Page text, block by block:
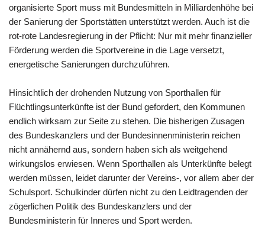
organisierte Sport muss mit Bundesmitteln in Milliardenhöhe bei
der Sanierung der Sportstätten unterstützt werden. Auch ist die
rot-rote Landesregierung in der Pflicht: Nur mit mehr finanzieller
Förderung werden die Sportvereine in die Lage versetzt,
energetische Sanierungen durchzuführen.
Hinsichtlich der drohenden Nutzung von Sporthallen für
Flüchtlingsunterkünfte ist der Bund gefordert, den Kommunen
endlich wirksam zur Seite zu stehen. Die bisherigen Zusagen
des Bundeskanzlers und der Bundesinnenministerin reichen
nicht annähernd aus, sondern haben sich als weitgehend
wirkungslos erwiesen. Wenn Sporthallen als Unterkünfte belegt
werden müssen, leidet darunter der Vereins-, vor allem aber der
Schulsport. Schulkinder dürfen nicht zu den Leidtragenden der
zögerlichen Politik des Bundeskanzlers und der
Bundesministerin für Inneres und Sport werden.